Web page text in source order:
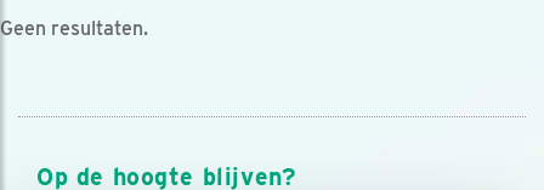
Geen resultaten.
Op de hoogte blijven?